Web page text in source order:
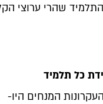
שהרי ערוצי
כל תלמיד
המנחים היו-